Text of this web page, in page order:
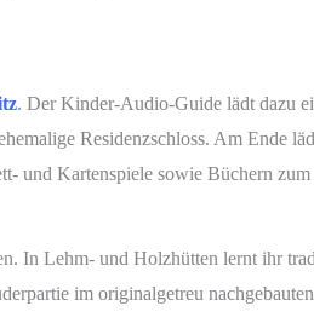
. Der Kinder-Audio-Guide lädt dazu
Residenzschloss. Am Ende
und Kartenspiele sowie Büchern zum
In Lehm- und Holzhütten lernt ihr
im originalgetreu